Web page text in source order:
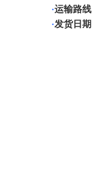
·运输路线
·发货日期